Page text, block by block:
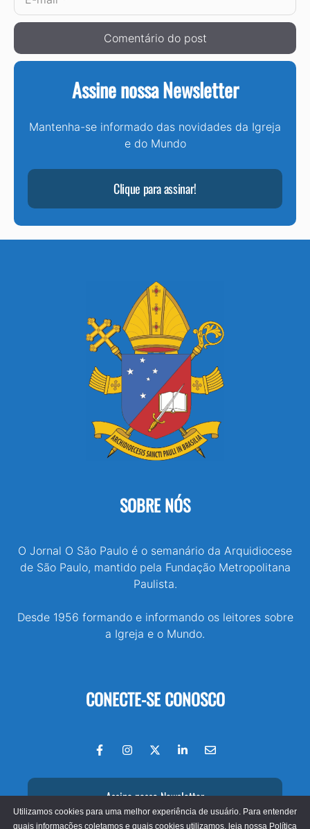
mail
Assine nossa Newsletter
Mantenha-se informado das novidades da Igreja
e do Mundo
Clique para assinar!
SOBRE NÓS
O Jornal O São Paulo é o semanário da Arquidiocese
de São Paulo, mantido pela Fundação Metropolitana
Paulista.
Desde 1956 formando e informando os leitores sobre
a Igreja e o Mundo.
CONECTE-SE CONOSCO
Assine nossa Newsletter
Utilizamos cookies para uma melhor experiência de usuário. Para entender
quais informações coletamos e quais cookies utilizamos, leia nossa Política